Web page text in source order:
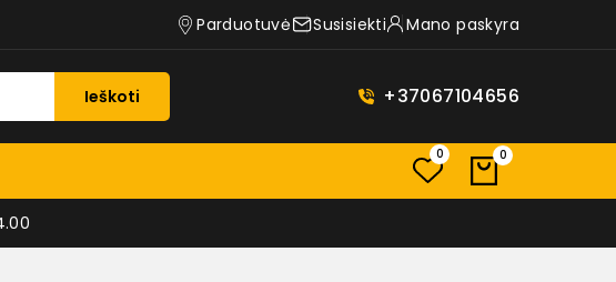
Parduotuvė Susisiekti Mano paskyra
Ieškoti +37067104656
0 0